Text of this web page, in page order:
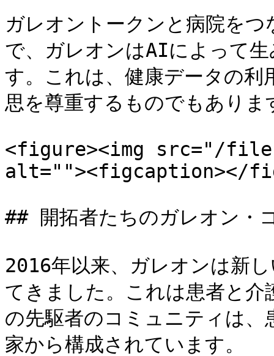
ガレオントークンと病院を
で、ガレオンはAIによって
す。これは、健康データの利
思を尊重するものでもありま
<figure><img src="/files/
alt=""><figcaption></
## 開拓者たちのガレオン・
2016年以来、ガレオンは新
てきました。これは患者と
の先駆者のコミュニティは、
家から構成されています。